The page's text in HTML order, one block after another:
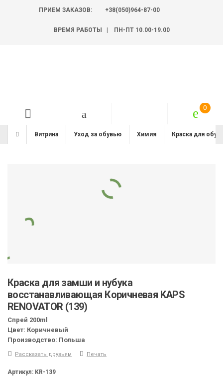
ПРИЕМ ЗАКАЗОВ: +38(050)964-87-00
ВРЕМЯ РАБОТЫ | ПН-ПТ 10.00-19.00
Витрина Уход за обувью Химия Краска для
Краска для замши и нубука
восстанавливающая Коричневая KAPS
RENOVATOR (139)
Спрей 200ml
Цвет: Коричневый
Производство: Польша
Рассказать друзьям Печать
Артикул: KR-139